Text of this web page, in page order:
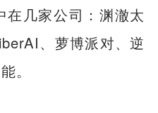
在几家公司：渊澈太
、萝博派对、逆
。